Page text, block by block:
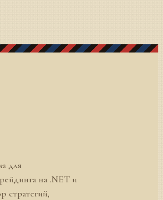
для
на .NET и
стратегий,